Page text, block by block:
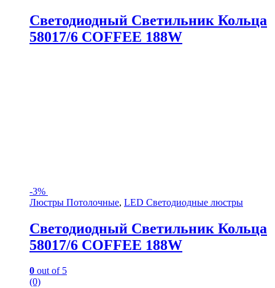
Светодиодный Светильник Кольца
58017/6 COFFEE 188W
-3%
Люстры Потолочные, LED Светодиодные люстры
Светодиодный Светильник Кольца
58017/6 COFFEE 188W
0 out of 5
(0)